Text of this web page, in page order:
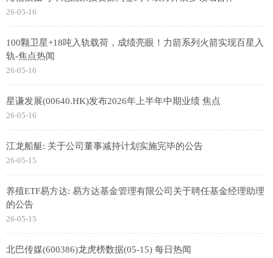
26-05-16
100颗卫星+18吨入轨载荷，成绩亮眼！力箭系列火箭实现百星入
轨-焦点热闻
26-05-16
星谦发展(00640.HK)发布2026年上半年中期业绩 焦点
26-05-16
江龙船艇: 关于公司董事减持计划实施完毕的公告
26-05-15
养殖ETF易方达: 易方达基金管理有限公司关于聘任基金经理助理
的公告
26-05-15
北巴传媒(600386)龙虎榜数据(05-15) 每日热闻